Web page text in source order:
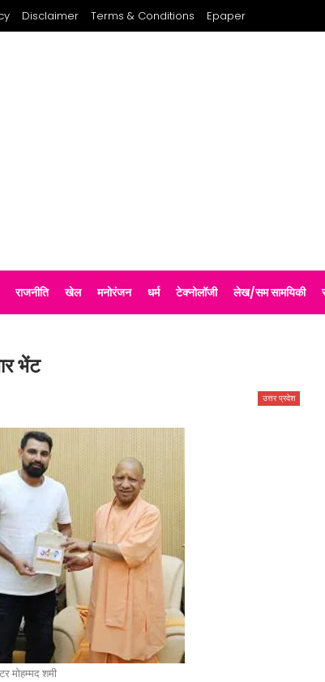
Disclaimer Terms & Conditions Epaper
राजनीति खेल मनोरंजन धर्म टेक्नोलॉजी लेख/सम सामयिकी
भेंट
उत्तर प्रदेश
मोहम्मद शमी